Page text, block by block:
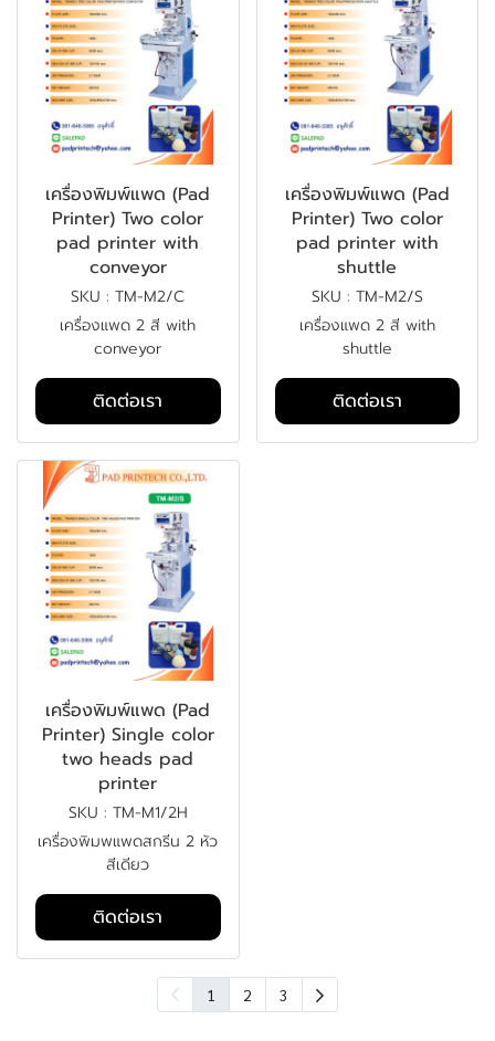
เครื่องพิมพ์แพด (Pad
Printer) Two color
pad printer with
conveyor
SKU : TM-M2/C
เครื่องแพด 2 สี with
conveyor
ติดต่อเรา
เครื่องพิมพ์แพด (Pad
Printer) Two color
pad printer with
shuttle
SKU : TM-M2/S
เครื่องแพด 2 สี with
shuttle
ติดต่อเรา
เครื่องพิมพ์แพด (Pad
Printer) Single color
two heads pad
printer
SKU : TM-M1/2H
เครื่องพิมพแพดสกรีน 2 หัว
สีเดียว
ติดต่อเรา
1 2 3